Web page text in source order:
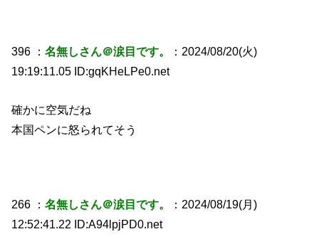
396 ：名無しさん＠涙目です。
：2024/08/20(火)
19:19:11.05 ID:gqKHeLPe0.net
確かに空気だね
本国ペンに怒られてそう
266 ：名無しさん＠涙目です。
：2024/08/19(月)
12:52:41.22 ID:A94lpjPD0.net